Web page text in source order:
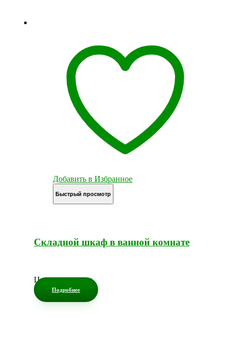
Добавить в Избранное
Быстрый просмотр
Складной шкаф в ванной комнате
Цена по запросу
Подробнее